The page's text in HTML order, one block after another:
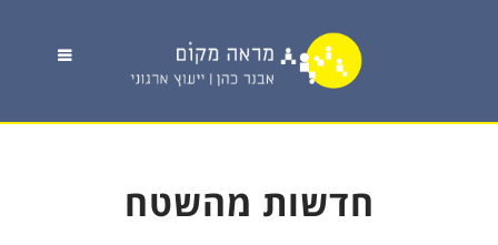
חדשות מהשטח